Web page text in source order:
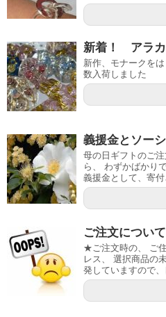
新着！ アラカ
新作、モナークを
数入荷しました
義援金とソー
母の日ギフトのご
ら、 わずかばかり
義援金として、寄
ご注文について
★ご注文時の、 ご
レス、 選択商品の
発していますので